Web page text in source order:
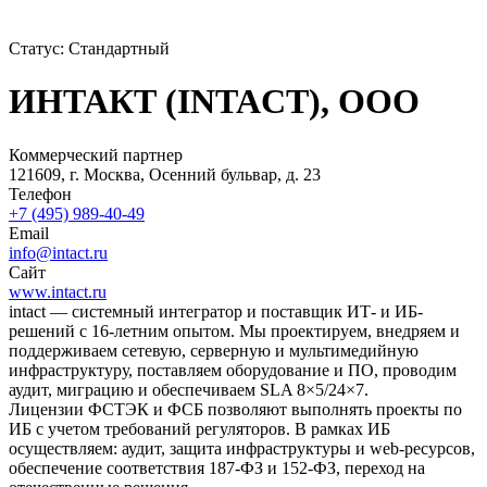
Статус: Стандартный
ИНТАКТ (INTACT), ООО
Коммерческий партнер
121609, г. Москва, Осенний бульвар, д. 23
Телефон
+7 (495) 989-40-49
Email
info@intact.ru
Сайт
www.intact.ru
intact — системный интегратор и поставщик ИТ- и ИБ-
решений с 16-летним опытом. Мы проектируем, внедряем и
поддерживаем сетевую, серверную и мультимедийную
инфраструктуру, поставляем оборудование и ПО, проводим
аудит, миграцию и обеспечиваем SLA 8×5/24×7.
Лицензии ФСТЭК и ФСБ позволяют выполнять проекты по
ИБ с учетом требований регуляторов. В рамках ИБ
осуществляем: аудит, защита инфраструктуры и web-ресурсов,
обеспечение соответствия 187-ФЗ и 152-ФЗ, переход на